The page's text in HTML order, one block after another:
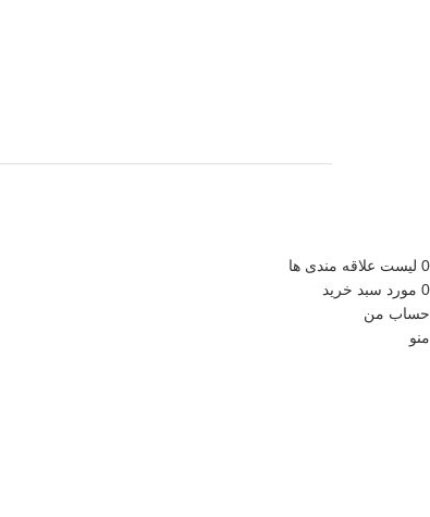
0 لیست علاقه مندی ها
0 مورد سبد خرید
حساب من
منو